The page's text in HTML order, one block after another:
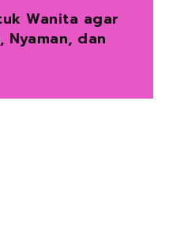
Wanita agar
Nyaman, dan